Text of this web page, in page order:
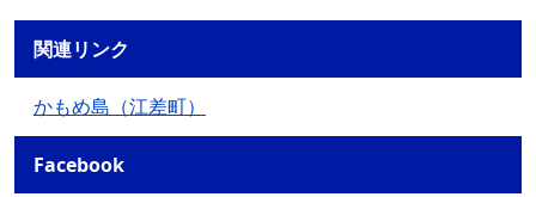
関連リンク
かもめ島（江差町）
Facebook